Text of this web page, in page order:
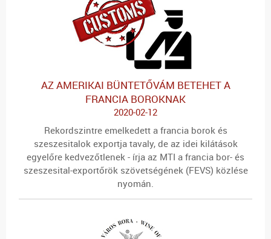
AZ AMERIKAI BÜNTETŐVÁM BETEHET A
FRANCIA BOROKNAK
2020-02-12
Rekordszintre emelkedett a francia borok és
szeszesitalok exportja tavaly, de az idei kilátások
egyelőre kedvezőtlenek - írja az MTI a francia bor- és
szeszesital-exportőrök szövetségének (FEVS) közlése
nyomán.